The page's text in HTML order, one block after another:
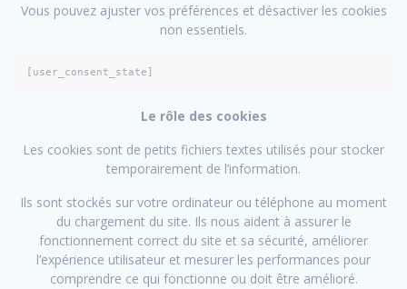
Vous pouvez ajuster vos préférences et désactiver les cookies
non essentiels.
[user_consent_state]
Le rôle des cookies
Les cookies sont de petits fichiers textes utilisés pour stocker
temporairement de l’information.
Ils sont stockés sur votre ordinateur ou téléphone au moment
du chargement du site. Ils nous aident à assurer le
fonctionnement correct du site et sa sécurité, améliorer
l’expérience utilisateur et mesurer les performances pour
comprendre ce qui fonctionne ou doit être amélioré.